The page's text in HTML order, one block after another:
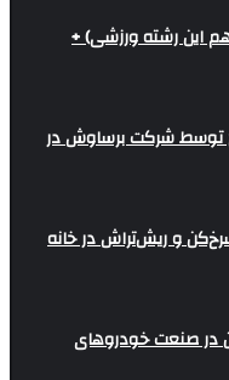
این رشته ورزشی) +
توسط شرکت برساوش در
و ریش‌تراش در خانه
در صنعت خودروهای